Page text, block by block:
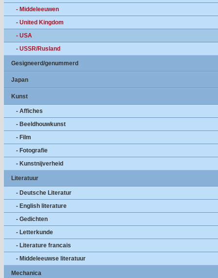
- Middeleeuwen
- United Kingdom
- USA
- USSR/Rusland
Gesigneerd/genummerd
Japan
Kunst
- Affiches
- Beeldhouwkunst
- Film
- Fotografie
- Kunstnijverheid
Literatuur
- Deutsche Literatur
- English literature
- Gedichten
- Letterkunde
- Literature francais
- Middeleeuwse literatuur
Mechanica